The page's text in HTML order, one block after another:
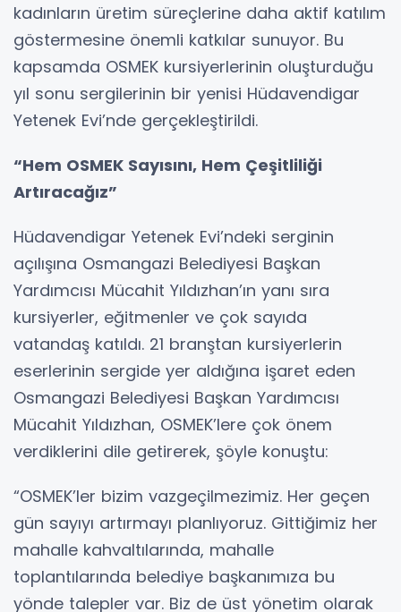
kadınların üretim süreçlerine daha aktif katılım
göstermesine önemli katkılar sunuyor. Bu
kapsamda OSMEK kursiyerlerinin oluşturduğu
yıl sonu sergilerinin bir yenisi Hüdavendigar
Yetenek Evi’nde gerçekleştirildi.
“Hem OSMEK Sayısını, Hem Çeşitliliği
Artıracağız”
Hüdavendigar Yetenek Evi’ndeki serginin
açılışına Osmangazi Belediyesi Başkan
Yardımcısı Mücahit Yıldızhan’ın yanı sıra
kursiyerler, eğitmenler ve çok sayıda
vatandaş katıldı. 21 branştan kursiyerlerin
eserlerinin sergide yer aldığına işaret eden
Osmangazi Belediyesi Başkan Yardımcısı
Mücahit Yıldızhan, OSMEK’lere çok önem
verdiklerini dile getirerek, şöyle konuştu:
“OSMEK’ler bizim vazgeçilmezimiz. Her geçen
gün sayıyı artırmayı planlıyoruz. Gittiğimiz her
mahalle kahvaltılarında, mahalle
toplantılarında belediye başkanımıza bu
yönde talepler var. Biz de üst yönetim olarak